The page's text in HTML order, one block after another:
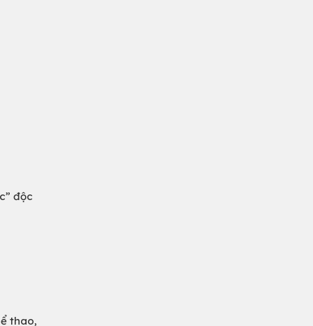
độc
thao,